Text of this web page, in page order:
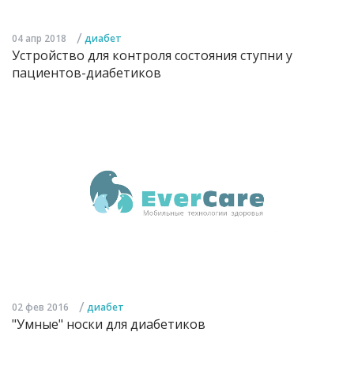
04 апр 2018 / диабет
Устройство для контроля состояния ступни у
пациентов-диабетиков
02 фев 2016 / диабет
"Умные" носки для диабетиков